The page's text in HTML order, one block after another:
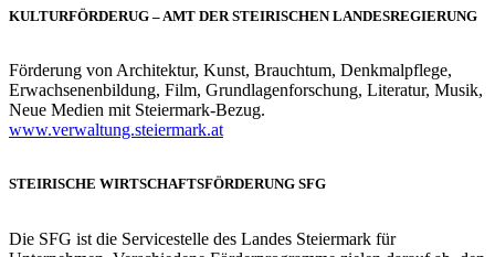
KULTURFÖRDERUG – AMT DER STEIRISCHEN LANDESREGIERUNG
Förderung von Architektur, Kunst, Brauchtum, Denkmalpflege,
Erwachsenenbildung, Film, Grundlagenforschung, Literatur, Musik,
Neue Medien mit Steiermark-Bezug.
www.verwaltung.steiermark.at
STEIRISCHE WIRTSCHAFTSFÖRDERUNG SFG
Die SFG ist die Servicestelle des Landes Steiermark für